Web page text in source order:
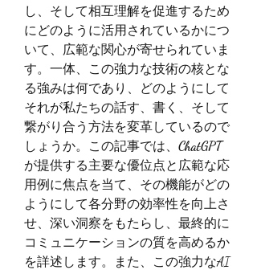
し、そして相互理解を促進するため
にどのように活用されているかにつ
いて、広範な関心が寄せられていま
す。一体、この強力な技術の核とな
る強みは何であり、どのようにして
それが私たちの話す、書く、そして
繋がり合う方法を変革しているので
しょうか。この記事では、 ChatGPT
が提供する主要な優位点と広範な応
用例に焦点を当て、その機能がどの
ようにして各分野の効率性を向上さ
せ、深い洞察をもたらし、最終的に
コミュニケーションの質を高めるか
を詳述します。また、この強力なAI